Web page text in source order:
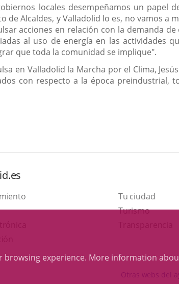
browsing experience. More information
locales desempeñamos un papel
de Alcaldes, y Valladolid lo es, no vamos
acciones en relación con la demanda
al uso de energía en las actividades
que toda la comunidad se implique".
en Valladolid la Marcha por el Clima,
con respecto a la época preindustrial,
Tu ciudad
TurismoThis
open
external
Otras webs del